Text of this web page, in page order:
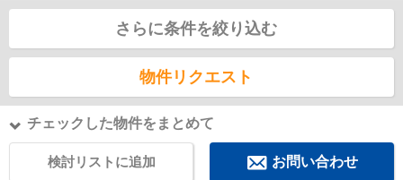
さらに条件を絞り込む
物件リクエスト
チェックした物件をまとめて
検討リストに追加 お問い合わせ